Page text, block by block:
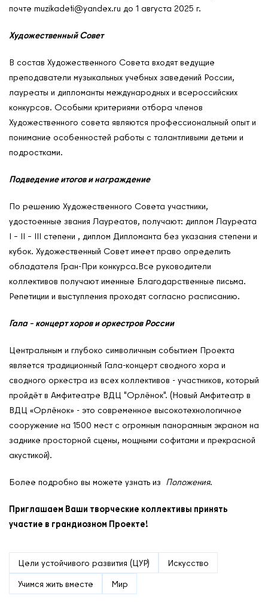
О нас
Мероприятия
Обмен опытом
САШ ЮНЕСКО в РФ
Международные дни
Кафедры ЮНЕСКО РФ
почте muzikadeti@yandex.ru до 1 августа 2025 г.
Художественный Совет
В состав Художественного Совета входят ведущие
преподаватели музыкальных учебных заведений России,
лауреаты и дипломанты международных и всероссийских
конкурсов. Особыми критериями отбора членов
Художественного совета являются профессиональный опыт и
понимание особенностей работы с талантливыми детьми и
подростками.
Подведение итогов и награждение
По решению Художественного Совета участники,
удостоенные звания Лауреатов, получают: диплом Лауреата
I – II – III степени , диплом Дипломанта без указания степени и
кубок. Художественный Совет имеет право определить
обладателя Гран-При конкурса.Все руководители
коллективов получают именные Благодарственные письма.
Репетиции и выступления проходят согласно расписанию.
Гала – концерт хоров и оркестров России
Центральным и глубоко символичным событием Проекта
является традиционный Гала-концерт сводного хора и
сводного оркестра из всех коллективов - участников, который
пройдёт в Амфитеатре ВДЦ "Орлёнок". (Новый Амфитеатр в
ВДЦ «Орлёнок» - это современное высокотехнологичное
сооружение на 1500 мест с огромным панорамным экраном на
заднике просторной сцены, мощными софитами и прекрасной
акустикой).
Более подробно вы можете узнать из Положения.
Приглашаем Ваши творческие коллективы принять
участие в грандиозном Проекте!
Цели устойчивого развития (ЦУР)
Искусство
Учимся жить вместе
Мир